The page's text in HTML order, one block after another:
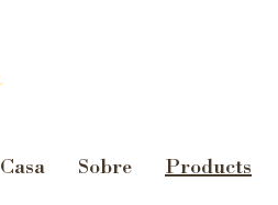
Casa Sobre Products